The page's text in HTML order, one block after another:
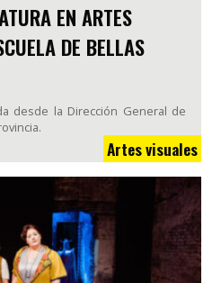
EN ARTES
DE BELLAS
desde la Dirección General de
Artes visuales